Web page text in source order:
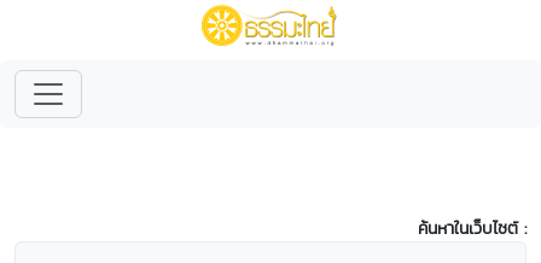
ค้นหาในเว็บไซต์ :